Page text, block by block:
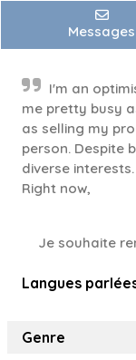
Messages
I'm an
me pretty busy
as selling my
person. Despite
diverse
Right now,
Je souhaite
Langues
Genre